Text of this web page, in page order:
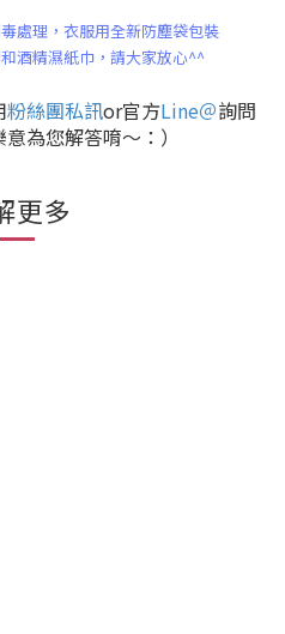
處理， 衣服用全新防塵袋包裝
酒精濕紙巾， 請大家放心^^
粉絲團私訊or官方Line＠詢問
為您解答唷～：）
更多